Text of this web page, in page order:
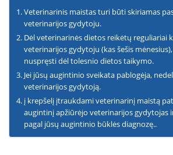
Veterinarinis maistas turi būti skiriamas
veterinarijos gydytoju.
Dėl veterinarinės dietos reikėtų reguliariai
veterinarijos gydytoju (kas šešis
nuspręsti dėl tolesnio dietos taikymo.
Jei jūsų augintinio sveikata pablogėja,
veterinarijos gydytoją.
į krepšelį įtraukdami veterinarinį maistą
augintinį apžiūrėjo veterinarijos gydytojas
pagal jūsų augintinio būklės diagnozę..